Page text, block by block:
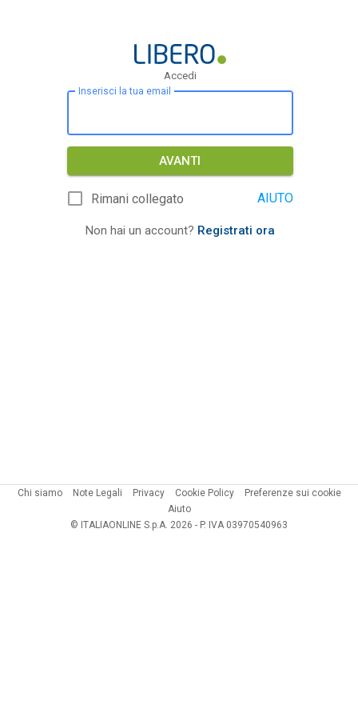
Accedi
Inserisci la tua email
AVANTI
Rimani collegato AIUTO
Non hai un account? Registrati ora
Chi siamo Note Legali Privacy Cookie Policy
Preferenze sui cookie
Aiuto
© ITALIAONLINE S.p.A. 2026 - P. IVA 03970540963